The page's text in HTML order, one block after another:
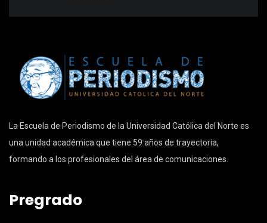
La Escuela de Periodismo de la Universidad Católica del Norte es
una unidad académica que tiene 59 años de trayectoria,
formando a los profesionales del área de comunicaciones.
Pregrado